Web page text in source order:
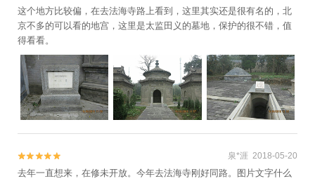
这个地方比较偏，在去法海寺路上看到，这里其实还是很有名的，北
京不多的可以看的地宫，这里是太监田义的墓地，保护的很不错，值
得看看。

 泉*涯 2018-05-20
去年一直想来，在修未开放。今年去法海寺刚好同路。图片文字什么